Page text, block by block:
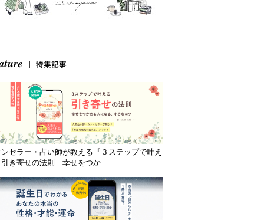
セラー・占い師が教える『３ステップで叶え
き寄せの法則 幸せをつか...